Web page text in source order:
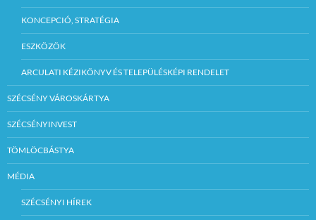
KONCEPCIÓ, STRATÉGIA
ESZKÖZÖK
ARCULATI KÉZIKÖNYV ÉS TELEPÜLÉSKÉPI RENDELET
SZÉCSÉNY VÁROSKÁRTYA
SZÉCSÉNYINVEST
TÖMLÖCBÁSTYA
MÉDIA
SZÉCSÉNYI HÍREK